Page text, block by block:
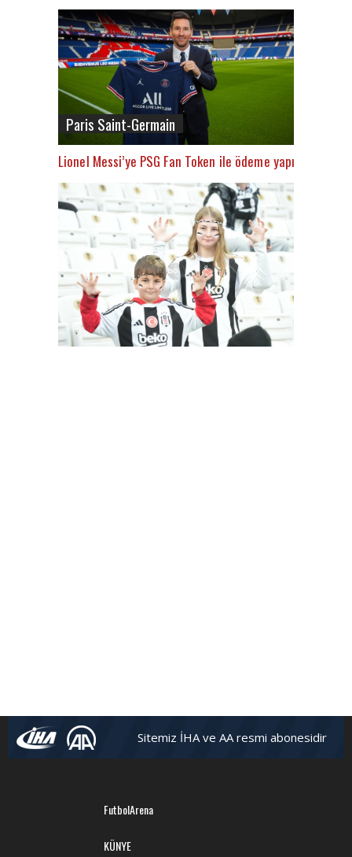
Paris Saint-Germain
Lionel Messi’ye PSG Fan Token ile ödeme yapılacak
Sitemiz İHA ve AA resmi abonesidir
FutbolArena
KÜNYE